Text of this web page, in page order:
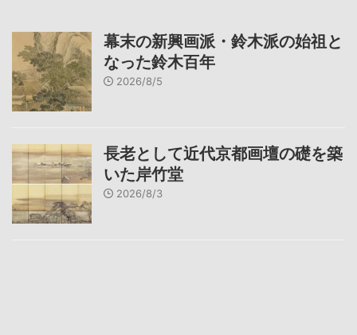
幕末の新興画派・鈴木派の始祖と
なった鈴木百年
2026/8/5
長老として近代京都画壇の礎を築
いた岸竹堂
2026/8/3